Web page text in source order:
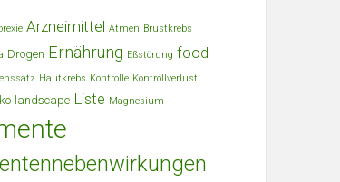
Arzneimittel Atmen Brustkrebs
Drogen Ernährung Eßstörung food
Hautkrebs Kontrolle Kontrollverlust
landscape Liste Magnesium